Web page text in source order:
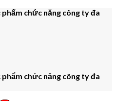
chức năng công ty đa
chức năng công ty đa